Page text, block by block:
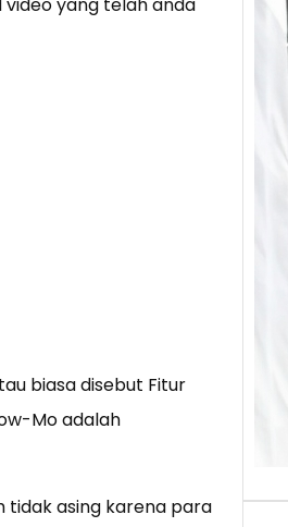
biasa disebut Fitur
Mo adalah
tidak asing karena para